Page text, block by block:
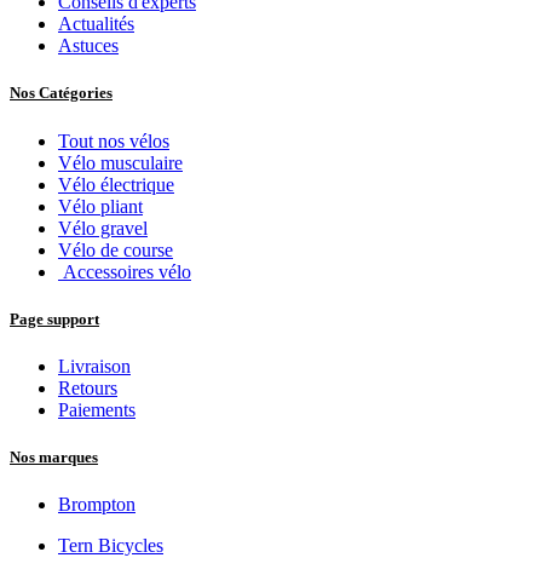
Actualités
Astuces
Nos Catégories
Tout nos vélos
Vélo musculaire
Vélo électrique
Vélo pliant
Vélo gravel
Vélo de course
Accessoires vélo
Page support
Livraison
Retours
Paiements
Nos marques
Brompton
Tern Bicycles